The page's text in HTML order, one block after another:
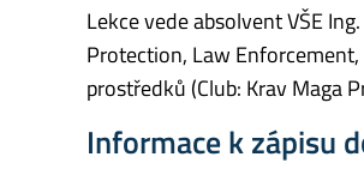
Lekce vede absolvent VŠE
Protection, Law
prostředků (Club: Krav Maga
Informace k zápisu